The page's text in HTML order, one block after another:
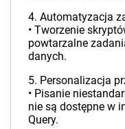
4. Automatyzacja
• Tworzenie
powtarzalne
danych.
5. Personalizacja
• Pisanie
nie są dostępne w
Query.